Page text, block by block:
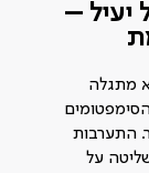
יעיל –
מתגלה
התערבות
על